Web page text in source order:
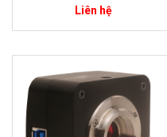
Liên hệ